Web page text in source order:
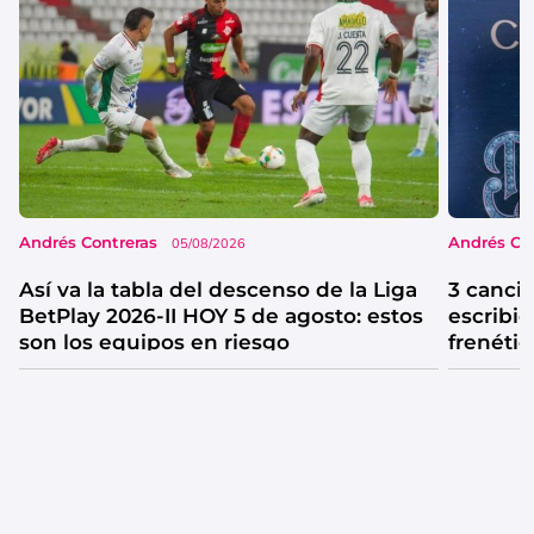
Andrés Contreras 05/08/2026
Así va la tabla del descenso de la Liga
BetPlay 2026-II HOY 5 de agosto: estos
son los equipos en riesgo
Andrés
3